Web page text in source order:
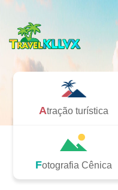
Atração turística
Fotografia Cênica